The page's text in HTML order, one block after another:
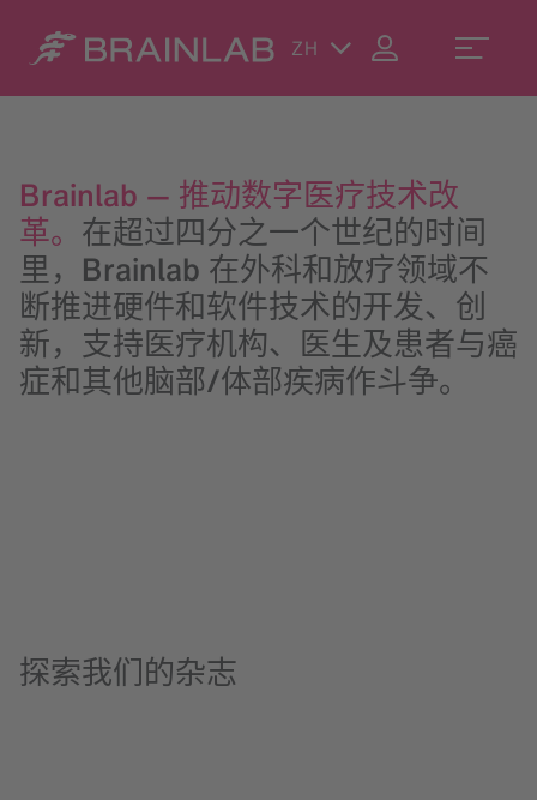
ZH
Brainlab — 推动数字医疗技术改
革。 在超过四分之一个世纪的时间
里，Brainlab 在外科和放疗领域不
断推进硬件和软件技术的开发、创
新，支持医疗机构、医生及患者与癌
症和其他脑部/体部疾病作斗争。
探索我们的杂志